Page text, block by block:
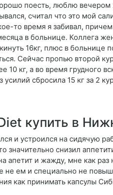
поесть, люблю
считал что это мой
то время я забивал,
в больнице. Коллега
16кг, плюс в больнице
Сейчас пропью второй
кг, а во время грудного
сбросила 15 кг за 2
купить в
и устроился на сидячую
снизил
апетит и жажду, мне как раз
ем и специально не
как принимать капсулы